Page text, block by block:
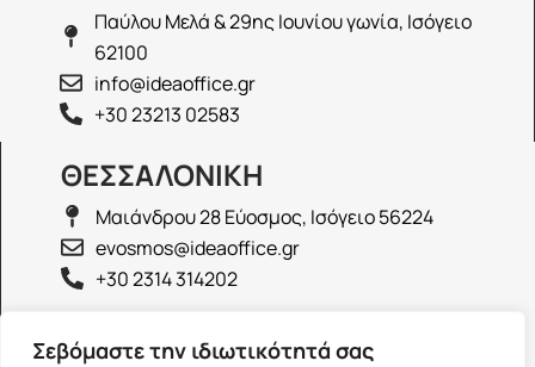
Σεβόμαστε την ιδιωτικότητά σας
Παύλου Μελά & 29ης Ιουνίου γωνία, Ισόγειο
62100
info@ideaoffice.gr
+30 23213 02583
ΘΕΣΣΑΛΟΝΙΚΗ
Μαιάνδρου 28 Εύοσμος, Ισόγειο 56224
evosmos@ideaoffice.gr
+30 2314 314202
ΙΩΑΝΝΙΝΑ